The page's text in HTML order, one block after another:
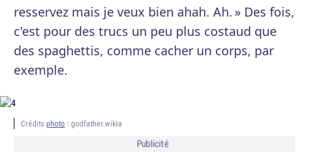
resservez mais je veux bien ahah. Ah. » Des fois,
c'est pour des trucs un peu plus costaud que
des spaghettis, comme cacher un corps, par
exemple.
Crédits photo : godfather.wikia
Publicité